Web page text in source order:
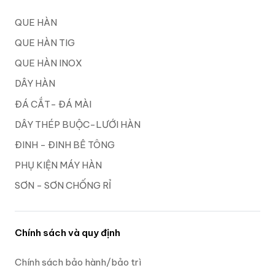
QUE HÀN
QUE HÀN TIG
QUE HÀN INOX
DÂY HÀN
ĐÁ CẮT- ĐÁ MÀI
DÂY THÉP BUỘC-LƯỚI HÀN
ĐINH - ĐINH BÊ TÔNG
PHỤ KIỆN MÁY HÀN
SƠN - SƠN CHỐNG RỈ
Chính sách và quy định
Chính sách bảo hành/bảo trì